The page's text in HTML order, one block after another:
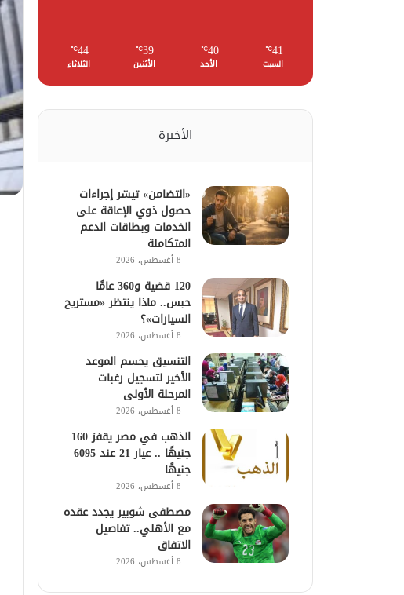
41
℃
السبت
40
℃
الأحد
39
℃
الأثنين
44
℃
الثلاثاء
الأخيرة
«التضامن» تيسّر إجراءات
حصول ذوي الإعاقة على
الخدمات وبطاقات الدعم
المتكاملة
8 أغسطس، 2026
120 قضية و360 عامًا
حبس.. ماذا ينتظر «مستريح
السيارات»؟
8 أغسطس، 2026
التنسيق يحسم الموعد
الأخير لتسجيل رغبات
المرحلة الأولى
8 أغسطس، 2026
الذهب في مصر يقفز 160
جنيهًا .. عيار 21 عند 6095
جنيهًا
8 أغسطس، 2026
مصطفى شوبير يجدد عقده
مع الأهلي.. تفاصيل
الاتفاق
8 أغسطس، 2026